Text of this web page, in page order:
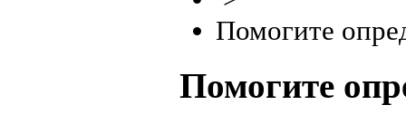
Помогите
Помогите